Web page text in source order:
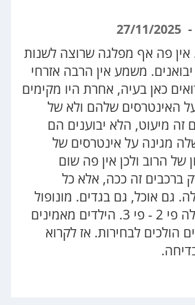
אין פה אף מפלגה שרוצה לשנות
משמע אין הרבה אזרחי
כאן בעיה, אחרת היו מקימים
האינטרסים שלהם ולא של
זה מיעוט, הלא יבוענים הם
מגינה על אינטרסים של
של הרוב ולכן אין פה שום
ברכבים זה ככה, אלא כל
גם אוכל, גם בגדים. מונופול
ומסים כל דבר עולה פי 2 - פי 3. הילדים מאמינים
הולכים לבחירות. אז לקרוא